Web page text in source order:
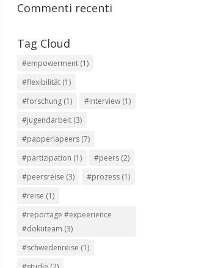
Commenti recenti
Tag Cloud
#empowerment (1)
#flexibilität (1)
#forschung (1) #interview (1)
#jugendarbeit (3)
#papperlapeers (7)
#partizipation (1) #peers (2)
#peersreise (3) #prozess (1)
#reise (1)
#reportage #expeerience
#dokuteam (3)
#schwedenreise (1)